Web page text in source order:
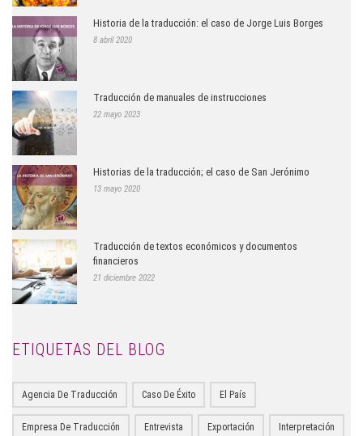
Historia de la traducción: el caso de Jorge Luis Borges
8 abril 2020
Traducción de manuales de instrucciones
22 mayo 2023
Historias de la traducción; el caso de San Jerónimo
13 mayo 2020
Traducción de textos económicos y documentos
financieros
21 diciembre 2022
ETIQUETAS DEL BLOG
Agencia De Traducción Caso De Éxito El País
Empresa De Traducción Entrevista Exportación Interpretación